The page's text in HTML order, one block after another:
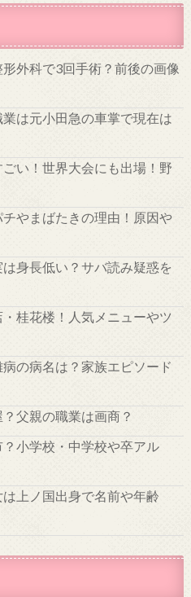
外科で3回手術？前後の画像
は元小田急の車掌で現在は
い！世界大会にも出場！野
やまばたきの理由！原因や
身長低い？サバ読み疑惑を
桂花楼！人気メニューやツ
の病名は？家族エピソード
父親の職業は画商？
小学校・中学校や卒アル
上ノ国出身で名前や年齢